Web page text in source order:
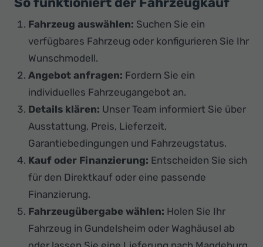
Fahrzeug auswählen: Suchen Sie ein
verfügbares Fahrzeug oder konfigurieren Sie Ihr
Wunschmodell.
Angebot anfragen: Fordern Sie ein
individuelles Fahrzeugangebot an.
Details klären: Unser Team informiert Sie über
Ausstattung, Preis, Lieferzeit,
Garantiebedingungen und Fahrzeugstatus.
Kauf oder Finanzierung: Entscheiden Sie sich
für den Direktkauf oder eine passende
Finanzierung.
Fahrzeugübergabe wählen: Holen Sie Ihr
Fahrzeug in Gundelsheim oder Waghäusel ab